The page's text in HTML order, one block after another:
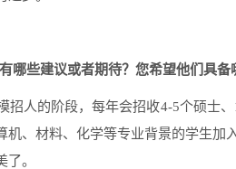
哪些建议或者期待？您希望他们具备
招人的阶段，每年会招收4-5个硕士、
、材料、化学等专业背景的学生加
。